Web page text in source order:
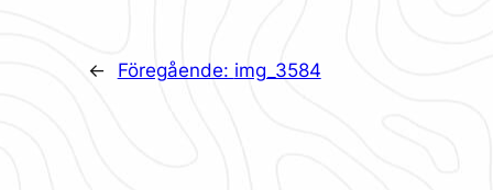
← Föregående: img_3584